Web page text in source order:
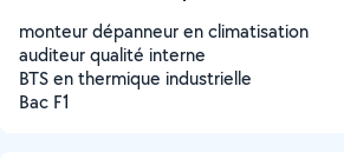
monteur dépanneur en climatisation
auditeur qualité interne
BTS en thermique industrielle
Bac F1